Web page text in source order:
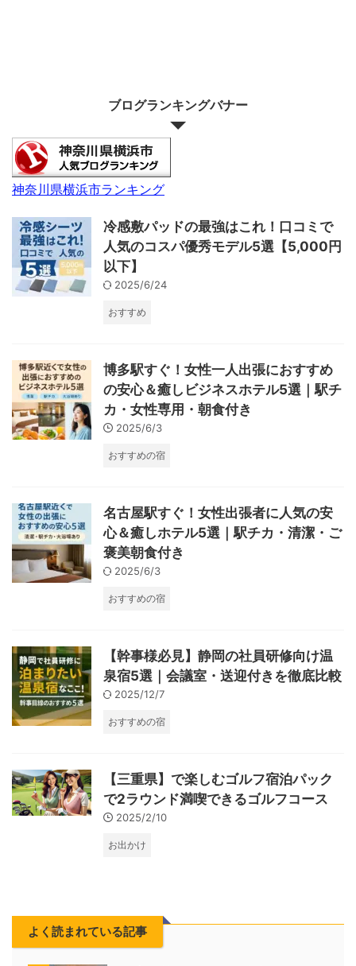
ブログランキングバナー
神奈川県横浜市ランキング
冷感敷パッドの最強はこれ！口コミで
人気のコスパ優秀モデル5選【5,000円
以下】
2025/6/24
おすすめ
博多駅すぐ！女性一人出張におすすめ
の安心＆癒しビジネスホテル5選｜駅チ
カ・女性専用・朝食付き
2025/6/3
おすすめの宿
名古屋駅すぐ！女性出張者に人気の安
心＆癒しホテル5選｜駅チカ・清潔・ご
褒美朝食付き
2025/6/3
おすすめの宿
【幹事様必見】静岡の社員研修向け温
泉宿5選｜会議室・送迎付きを徹底比較
2025/12/7
おすすめの宿
【三重県】で楽しむゴルフ宿泊パック
で2ラウンド満喫できるゴルフコース
2025/2/10
お出かけ
よく読まれている記事